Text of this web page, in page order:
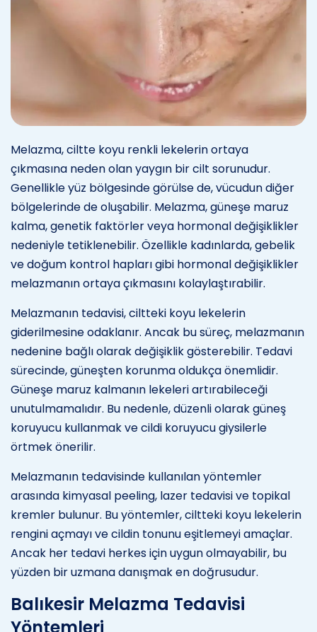
Melazma, ciltte koyu renkli lekelerin ortaya
çıkmasına neden olan yaygın bir cilt sorunudur.
Genellikle yüz bölgesinde görülse de, vücudun diğer
bölgelerinde de oluşabilir. Melazma, güneşe maruz
kalma, genetik faktörler veya hormonal değişiklikler
nedeniyle tetiklenebilir. Özellikle kadınlarda, gebelik
ve doğum kontrol hapları gibi hormonal değişiklikler
melazmanın ortaya çıkmasını kolaylaştırabilir.
Melazmanın tedavisi, ciltteki koyu lekelerin
giderilmesine odaklanır. Ancak bu süreç, melazmanın
nedenine bağlı olarak değişiklik gösterebilir. Tedavi
sürecinde, güneşten korunma oldukça önemlidir.
Güneşe maruz kalmanın lekeleri artırabileceği
unutulmamalıdır. Bu nedenle, düzenli olarak güneş
koruyucu kullanmak ve cildi koruyucu giysilerle
örtmek önerilir.
Melazmanın tedavisinde kullanılan yöntemler
arasında kimyasal peeling, lazer tedavisi ve topikal
kremler bulunur. Bu yöntemler, ciltteki koyu lekelerin
rengini açmayı ve cildin tonunu eşitlemeyi amaçlar.
Ancak her tedavi herkes için uygun olmayabilir, bu
yüzden bir uzmana danışmak en doğrusudur.
Balıkesir Melazma Tedavisi
Yöntemleri